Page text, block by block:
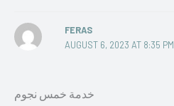
FERAS
AUGUST 6, 2023 AT 8:35 PM
خدمة خمس نجوم